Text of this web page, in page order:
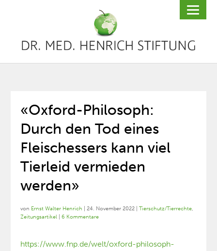
«Oxford-Philosoph:
Durch den Tod eines
Fleischessers kann viel
Tierleid vermieden
werden»
von Ernst Walter Henrich |24. November 2022 |Tierschutz/Tierrechte,
Zeitungsartikel |6 Kommentare
https://www.fnp.de/welt/oxford-philosoph-